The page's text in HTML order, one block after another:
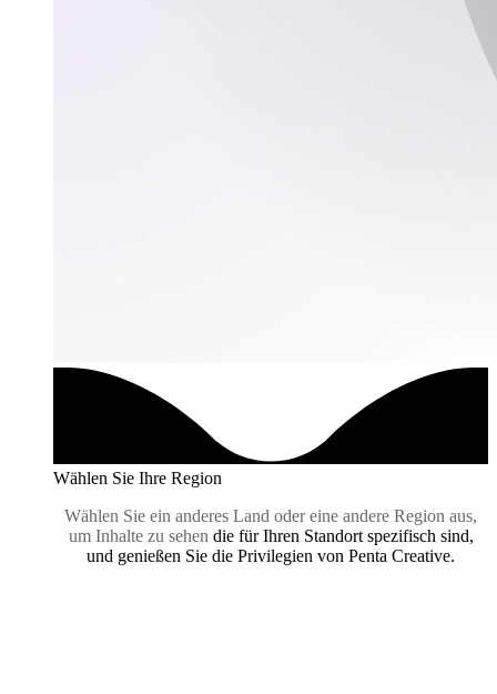
Wählen Sie Ihre Region
Wählen Sie ein anderes Land oder eine andere Region aus,
um Inhalte zu sehen die für Ihren Standort spezifisch sind,
und genießen Sie die Privilegien von Penta Creative.